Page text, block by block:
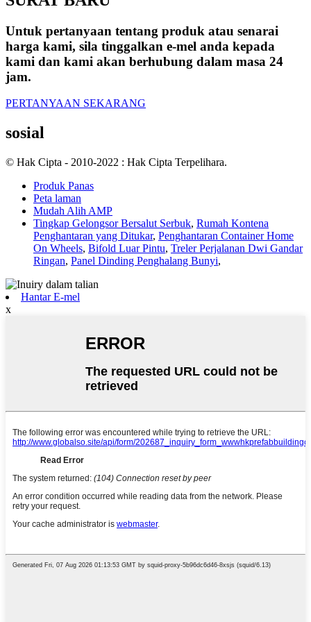
Untuk pertanyaan tentang produk atau senarai
harga kami, sila tinggalkan e-mel anda kepada
kami dan kami akan berhubung dalam masa 24
jam.
PERTANYAAN SEKARANG
sosial
© Hak Cipta - 2010-2022 : Hak Cipta Terpelihara.
Produk Panas
Peta laman
Mudah Alih AMP
Tingkap Gelongsor Bersalut Serbuk, Rumah Kontena
Penghantaran yang Ditukar, Penghantaran Container Home
On Wheels, Bifold Luar Pintu, Treler Perjalanan Dwi Gandar
Ringan, Panel Dinding Penghalang Bunyi,
Hantar E-mel
x